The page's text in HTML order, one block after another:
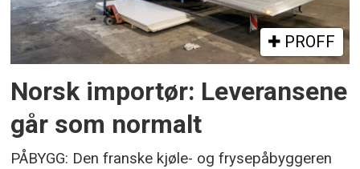
PROFF
Norsk importør: Leveransene
går som normalt
PÅBYGG: Den franske kjøle- og frysepåbyggeren